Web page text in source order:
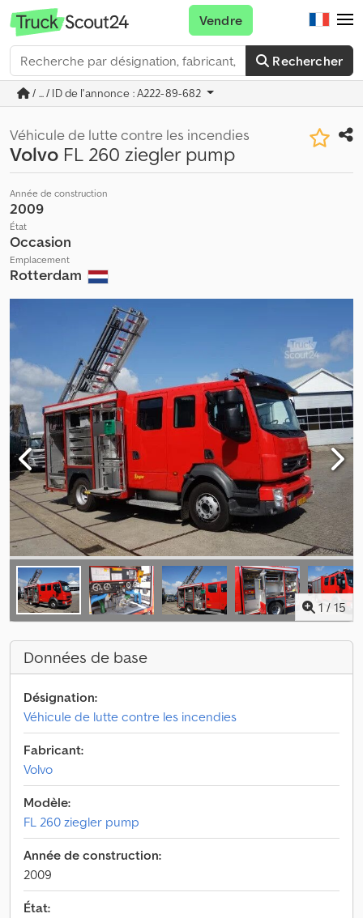
Rechercher
Vendre
/ ... / ID de l'annonce : A222-89-682
Véhicule de lutte contre les incendies
Volvo FL 260 ziegler pump
Année de construction
2009
État
Occasion
Emplacement
Rotterdam
1 / 15
Données de base
Désignation:
Véhicule de lutte contre les incendies
Fabricant:
Volvo
Modèle:
FL 260 ziegler pump
Année de construction:
2009
État: